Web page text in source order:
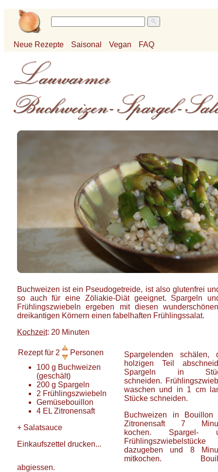
Neue Rezepte Saisonal Vegan FAQ
Buchweizen ist ein Pseudogetreide, ist also glutenfrei
so auch für eine Zöliakie-Diät geeignet. Spargeln
Frühlingszwiebeln ergeben mit diesen
dreikantigen Körnern einen fabelhaften Frühlingssalat.
Kochzeit: 20 Minuten
Rezept für 2
Personen
100 g Buchweizen
(geschält)
200 g Spargeln
2 Frühlingszwiebeln
Gemüsebouillon
4 EL Zitronensaft
+ Salatsauce
Einkaufszettel drucken...
Spargelenden schälen,
holzigen Teil
Spargeln in
schneiden.
waschen und in 1 cm
Stücke schneiden.
Buchweizen in Bouillon
Zitronensaft 7
kochen. Spargel-
Frühlingszwiebelstücke
dazugeben und 8
mitkochen.
abgiessen.